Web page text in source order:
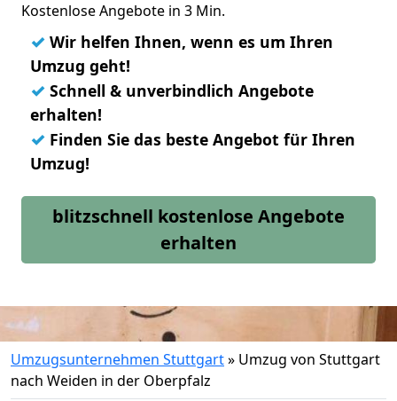
Kostenlose Angebote in 3 Min.
✓ Wir helfen Ihnen, wenn es um Ihren
Umzug geht!
✓ Schnell & unverbindlich Angebote
erhalten!
✓ Finden Sie das beste Angebot für Ihren
Umzug!
blitzschnell kostenlose Angebote
erhalten
Umzugsunternehmen Stuttgart» Umzug von Stuttgart
nach Weiden in der Oberpfalz